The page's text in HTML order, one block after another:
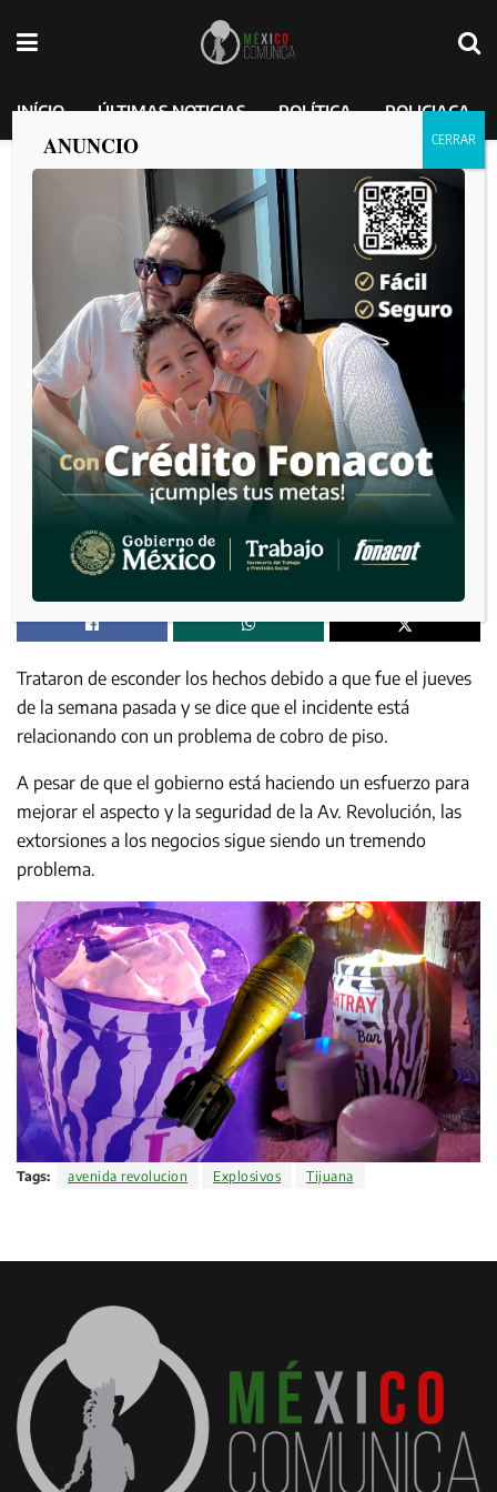
INÍCIO ÚLTIMAS NOTICIAS POLÍTICA POLICIACA
Hombres lanzan mortero explosivo en
plena Avenida Revolución en Tijuana,
justo en la puerta de un bar.
MEXICO COMUNICA 2025-04-15
Trataron de esconder los hechos debido a que fue el jueves
de la semana pasada y se dice que el incidente está
relacionando con un problema de cobro de piso.
A pesar de que el gobierno está haciendo un esfuerzo para
mejorar el aspecto y la seguridad de la Av. Revolución, las
extorsiones a los negocios sigue siendo un tremendo
problema.
Tags: avenida revolucion Explosivos Tijuana
ANUNCIO